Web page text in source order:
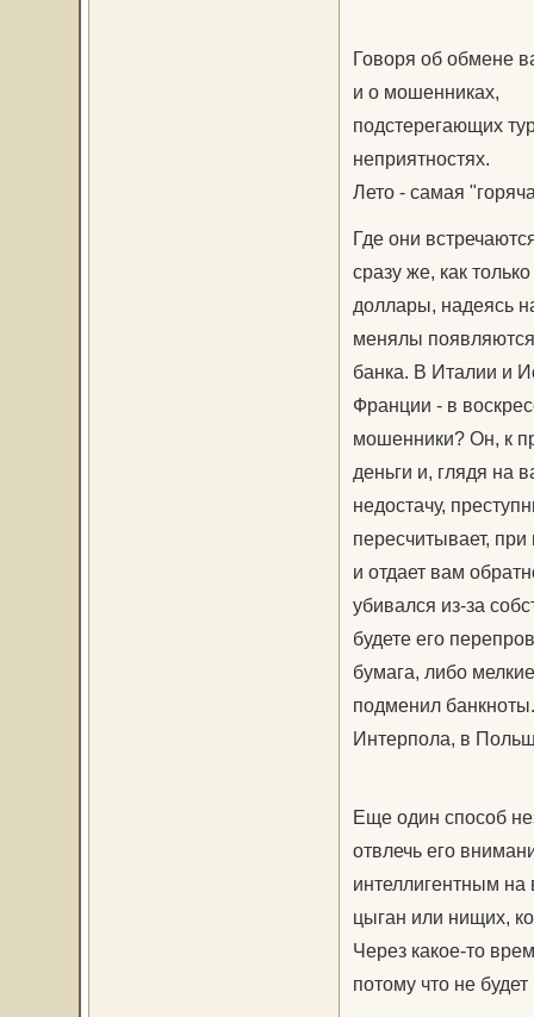
Говоря об обмене
и о мошенниках,
подстерегающих
неприятностях.
Лето - самая
Где они
сразу же, как
доллары, надеясь
менялы
банка. В Италии и
Франции - в
мошенники? Он, к
деньги и, глядя на
недостачу,
пересчитывает,
и отдает вам
убивался из-за
будете его
бумага, либо
подменил
Интерпола, в
Еще один способ
отвлечь его
интеллигентным
цыган или нищих,
Через какое-то
потому что не